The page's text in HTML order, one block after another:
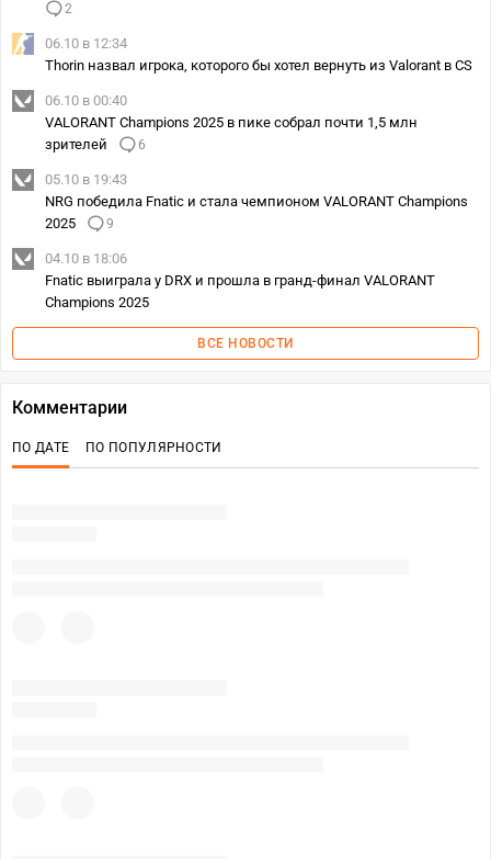
2
06.10 в 12:34
Thorin назвал игрока, которого бы хотел вернуть из Valorant в CS
06.10 в 00:40
VALORANT Champions 2025 в пике собрал почти 1,5 млн
зрителей
6
05.10 в 19:43
NRG победила Fnatic и стала чемпионом VALORANT Champions
2025
9
04.10 в 18:06
Fnatic выиграла у DRX и прошла в гранд-финал VALORANT
Champions 2025
ВСЕ НОВОСТИ
Комментарии
ПО ДАТЕ ПО ПОПУЛЯРНОСТИ